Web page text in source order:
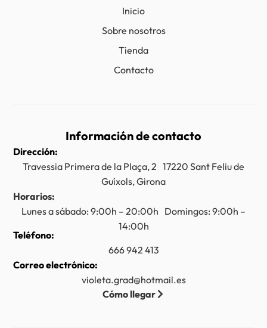
Inicio
Sobre nosotros
Tienda
Contacto
Información de contacto
Dirección:
Travessia Primera de la Plaça, 2 17220 Sant Feliu de
Guíxols, Girona
Horarios:
Lunes a sábado: 9:00h – 20:00h Domingos: 9:00h –
14:00h
Teléfono:
666 942 413
Correo electrónico:
violeta.grad@hotmail.es
Cómo llegar